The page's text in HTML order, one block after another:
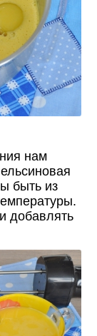
нам
быть из
добавлять